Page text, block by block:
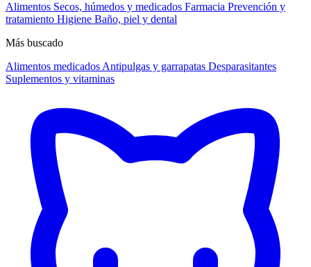
Alimentos Secos, húmedos y medicados Farmacia Prevención y
tratamiento Higiene Baño, piel y dental
Más buscado
Alimentos medicados Antipulgas y garrapatas Desparasitantes
Suplementos y vitaminas